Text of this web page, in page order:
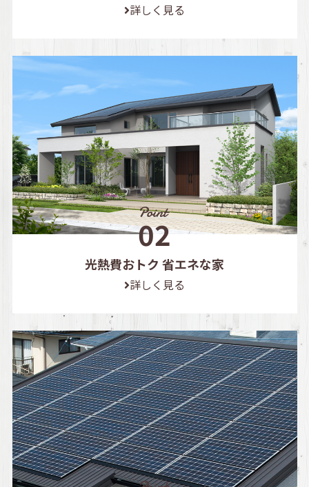
詳しく見る
光熱費おトク 省エネな家
詳しく見る